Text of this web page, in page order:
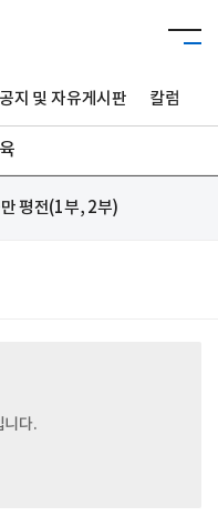
공지 및 자유게시판 칼럼
평전(1부, 2부)
니다.